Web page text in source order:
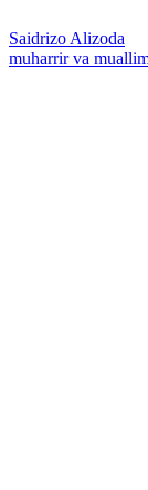
Saidrizo Alizoda
muharrir va